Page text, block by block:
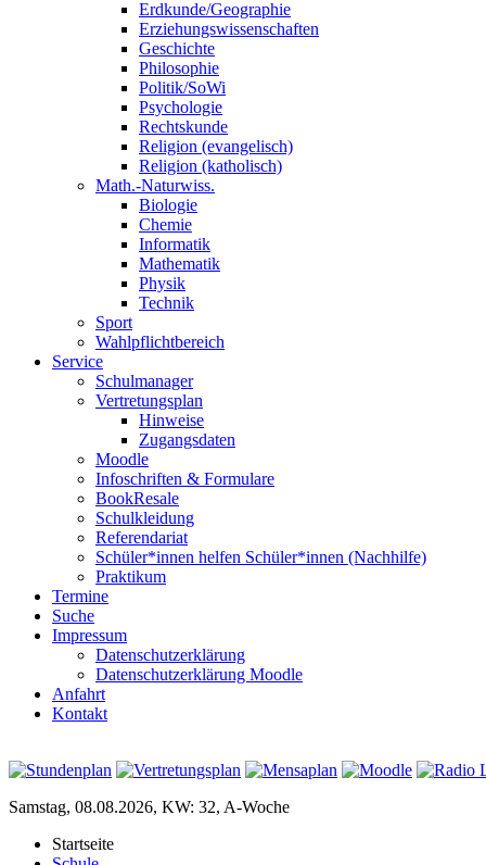
Erdkunde/Geographie
Erziehungswissenschaften
Geschichte
Philosophie
Politik/SoWi
Psychologie
Rechtskunde
Religion (evangelisch)
Religion (katholisch)
Math.-Naturwiss.
Biologie
Chemie
Informatik
Mathematik
Physik
Technik
Sport
Wahlpflichtbereich
Service
Schulmanager
Vertretungsplan
Hinweise
Zugangsdaten
Moodle
Infoschriften & Formulare
BookResale
Schulkleidung
Referendariat
Schüler*innen helfen Schüler*innen (Nachhilfe)
Praktikum
Termine
Suche
Impressum
Datenschutzerklärung
Datenschutzerklärung Moodle
Anfahrt
Kontakt
Samstag, 08.08.2026, KW: 32, A-Woche
Startseite